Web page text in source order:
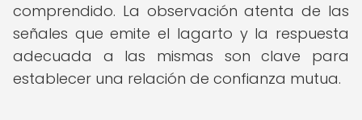
comprendido. La observación atenta de las
señales que emite el lagarto y la respuesta
adecuada a las mismas son clave para
establecer una relación de confianza mutua.